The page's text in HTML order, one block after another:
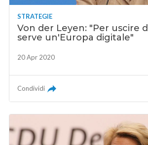
STRATEGIE
Von der Leyen: "Per uscire
serve un'Europa digitale"
20 Apr 2020
Condividi